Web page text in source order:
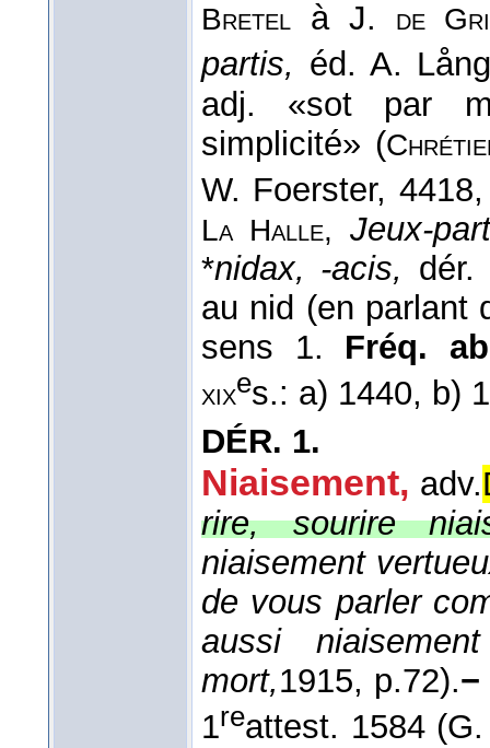
Bretel à J. de
partis, éd. A.
adj. «sot par
simplicité» (
W. Foerster,
La Halle, Jeux-
*nidax, -acis,
au nid (en parlant
sens 1. Fréq.
xixes.: a) 1440, b)
DÉR. 1.
Niaisement, adv.
rire, sourire
niaisement
de vous parler
aussi
mort,1915, p.72).−
1reattest. 1584